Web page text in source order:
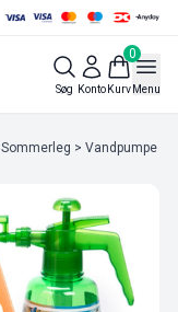
Søg Konto
0
KurvMenu
Sommerleg > Vandpumpe